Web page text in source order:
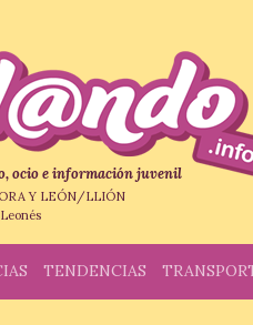
ocio e información juvenil
Y LEÓN/LLIÓN
TENDENCIAS